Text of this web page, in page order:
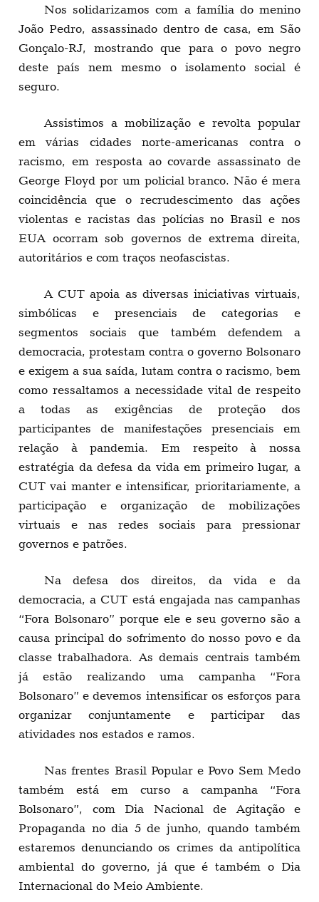
Nos solidarizamos com a família do menino
João Pedro, assassinado dentro de casa, em São
Gonçalo-RJ, mostrando que para o povo negro
deste país nem mesmo o isolamento social é
seguro.
Assistimos a mobilização e revolta popular
em várias cidades norte-americanas contra o
racismo, em resposta ao covarde assassinato de
George Floyd por um policial branco. Não é mera
coincidência que o recrudescimento das ações
violentas e racistas das polícias no Brasil e nos
EUA ocorram sob governos de extrema direita,
autoritários e com traços neofascistas.
A CUT apoia as diversas iniciativas virtuais,
simbólicas e presenciais de categorias e
segmentos sociais que também defendem a
democracia, protestam contra o governo Bolsonaro
e exigem a sua saída, lutam contra o racismo, bem
como ressaltamos a necessidade vital de respeito
a todas as exigências de proteção dos
participantes de manifestações presenciais em
relação à pandemia. Em respeito à nossa
estratégia da defesa da vida em primeiro lugar, a
CUT vai manter e intensificar, prioritariamente, a
participação e organização de mobilizações
virtuais e nas redes sociais para pressionar
governos e patrões.
Na defesa dos direitos, da vida e da
democracia, a CUT está engajada nas campanhas
“Fora Bolsonaro” porque ele e seu governo são a
causa principal do sofrimento do nosso povo e da
classe trabalhadora. As demais centrais também
já estão realizando uma campanha “Fora
Bolsonaro” e devemos intensificar os esforços para
organizar conjuntamente e participar das
atividades nos estados e ramos.
Nas frentes Brasil Popular e Povo Sem Medo
também está em curso a campanha “Fora
Bolsonaro”, com Dia Nacional de Agitação e
Propaganda no dia 5 de junho, quando também
estaremos denunciando os crimes da antipolítica
ambiental do governo, já que é também o Dia
Internacional do Meio Ambiente.